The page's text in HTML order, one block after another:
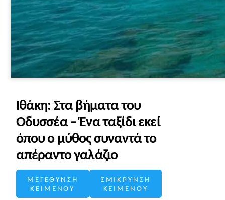
Ιθάκη: Στα βήματα του
Οδυσσέα – Ένα ταξίδι εκεί
όπου ο μύθος συναντά το
απέραντο γαλάζιο
ΜΕΓΕΘΥΝΣΗ
ΚΕΙΜΕΝΟΥ
ΣΜΙΚΡΥΝΣΗ
ΚΕΙΜΕΝΟΥ